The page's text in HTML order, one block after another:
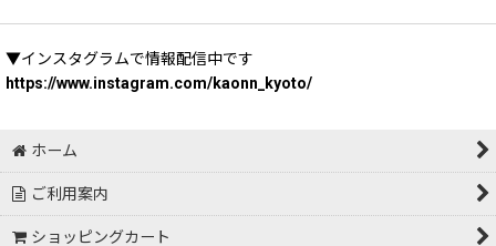
▼インスタグラムで情報配信中です
https://www.instagram.com/kaonn_kyoto/
ホーム
ご利用案内
ショッピングカート